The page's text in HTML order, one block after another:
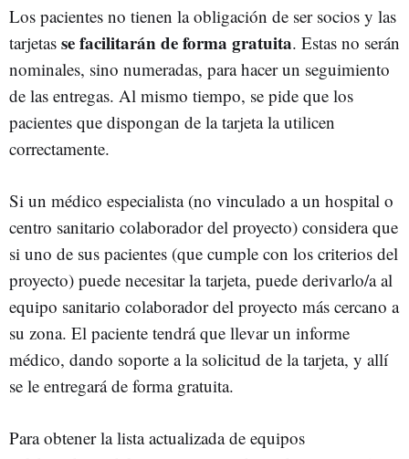
Los pacientes no tienen la obligación de ser socios y las
tarjetas se facilitarán de forma gratuita. Estas no serán
nominales, sino numeradas, para hacer un seguimiento
de las entregas. Al mismo tiempo, se pide que los
pacientes que dispongan de la tarjeta la utilicen
correctamente.
Si un médico especialista (no vinculado a un hospital o
centro sanitario colaborador del proyecto) considera que
si uno de sus pacientes (que cumple con los criterios del
proyecto) puede necesitar la tarjeta, puede derivarlo/a al
equipo sanitario colaborador del proyecto más cercano a
su zona. El paciente tendrá que llevar un informe
médico, dando soporte a la solicitud de la tarjeta, y allí
se le entregará de forma gratuita.
Para obtener la lista actualizada de equipos